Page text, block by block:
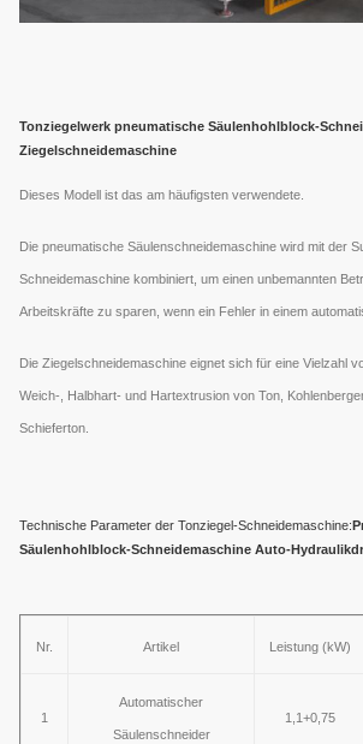
Tonziegelwerk pneumatische Säulenhohlblock-
Ziegelschneidemaschine
Dieses Modell ist das am häufigsten verwendete.
Die pneumatische Säulenschneidemaschine wird mit der
Schneidemaschine kombiniert, um einen unbemannten
Arbeitskräfte zu sparen, wenn ein Fehler in einem
Die Ziegelschneidemaschine eignet sich für eine Vielzahl
Weich-, Halbhart- und Hartextrusion von Ton,
Schieferton.
Technische Parameter der Tonziegel-Schneidemaschine:
Säulenhohlblock-Schneidemaschine Auto-
Nr. Artikel Leistung (kW)
1
Automatischer
Säulenschneider
1,1+0,75